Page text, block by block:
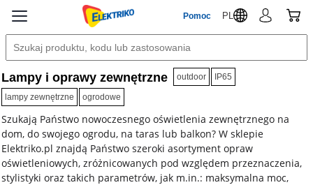
Pomoc PL
Lampy i oprawy zewnętrzne outdoor IP65
lampy zewnętrzne ogrodowe
Szukają Państwo nowoczesnego oświetlenia zewnętrznego na
dom, do swojego ogrodu, na taras lub balkon? W sklepie
Elektriko.pl znajdą Państwo szeroki asortyment opraw
oświetleniowych, zróżnicowanych pod względem przeznaczenia,
stylistyki oraz takich parametrów, jak m.in.: maksymalna moc,